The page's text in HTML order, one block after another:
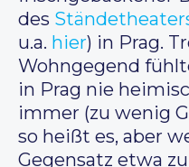
des
u.a. hier) in Prag.
Wohngegend
in Prag nie
immer (zu wenig
so heißt es, aber
Gegensatz etwa zu